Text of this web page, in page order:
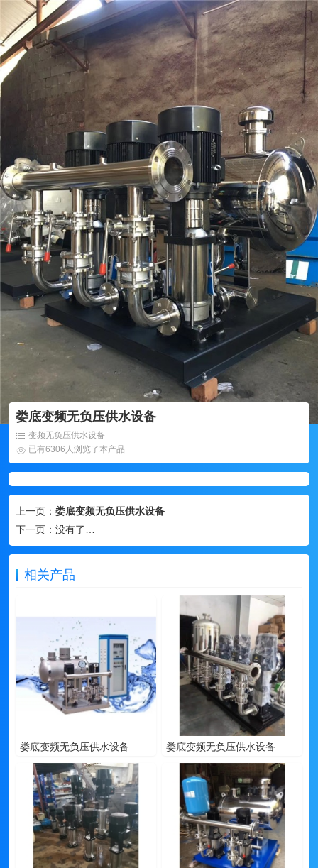
娄底变频无负压供水设备
变频无负压供水设备
已有6306人浏览了本产品
上一页： 娄底变频无负压供水设备
下一页： 没有了…
相关产品
娄底变频无负压供水设备 娄底变频无负压供水设备